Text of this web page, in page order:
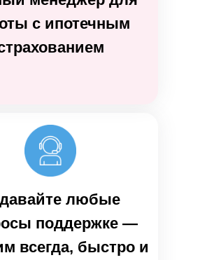
любые
поддержке —
всегда, быстро и
с ипотечным